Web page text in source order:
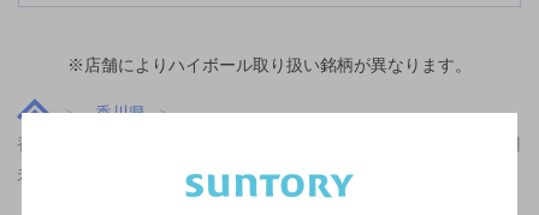
※店舗によりハイボール取り扱い銘柄が異なります。
香川県
香川県,その他和食,結婚式の2次会におすすめ,5,000円以上～7,000円
未満のお店